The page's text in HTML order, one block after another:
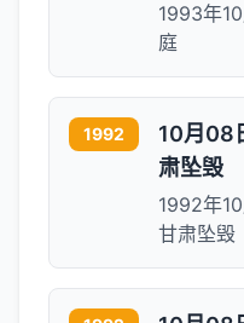
1993年
庭
1992
10月08
肃坠毁
1992年
甘肃坠毁